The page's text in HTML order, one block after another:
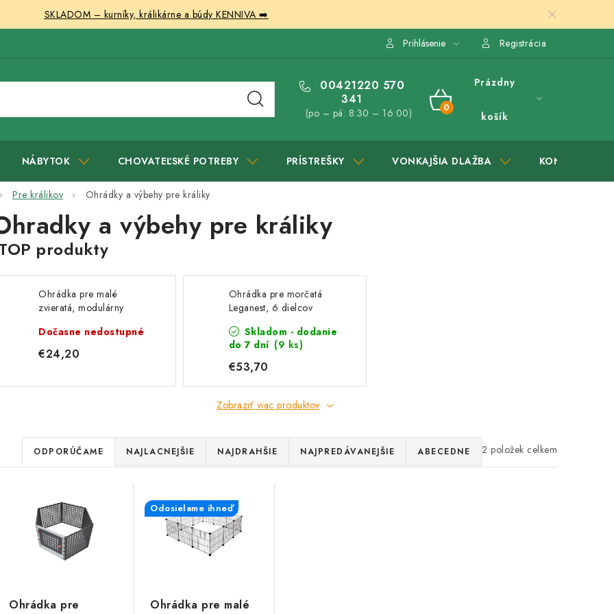
SKLADOM – kurníky, králikárne a búdy KENNIVA ➡️
Prihlásenie Registrácia
00421220 570
341
(po – pá: 8:30 – 16:00)
NÁKUPNÝ
Prázdny
košík
NÁBYTOK CHOVATEĽSKÉ POTREBY PRÍSTREŠKY VONKAJŠIA DLAŽBA KONTAKTY
Pre králikov Ohrádky a výbehy pre králiky
a výbehy pre králiky
Ohrádka pre malé
zvieratá, modulárny
Dočasne nedostupné
€24,20
Ohrádka pre morčatá
Leganest, 6 dielcov
cm Skladom - dodanie
do 7 dní (9 ks)
€53,70
Zobraziť viac produktov
2
R
a
e
ODPORÚČAME NAJLACNEJŠIE NAJDRAHŠIE NAJPREDÁVANEJŠIE ABECEDNE
Ohrádka pre
Ohrádka pre malé
Odosielame ihneď